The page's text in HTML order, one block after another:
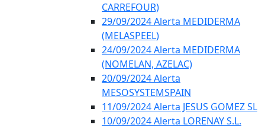
CARREFOUR)
29/09/2024 Alerta MEDIDERMA
(MELASPEEL)
24/09/2024 Alerta MEDIDERMA
(NOMELAN, AZELAC)
20/09/2024 Alerta
MESOSYSTEMSPAIN
11/09/2024 Alerta JESUS GOMEZ SL
10/09/2024 Alerta LORENAY S.L.